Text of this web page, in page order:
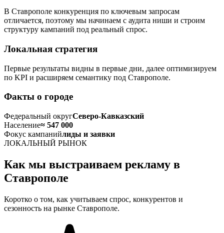
В Ставрополе конкуренция по ключевым запросам
отличается, поэтому мы начинаем с аудита ниши и строим
структуру кампаний под реальный спрос.
Локальная стратегия
Первые результаты видны в первые дни, далее оптимизируем
по KPI и расширяем семантику под Ставрополе.
Факты о городе
Федеральный округСеверо-Кавказский
Население≈ 547 000
Фокус кампанийлиды и заявки
ЛОКАЛЬНЫЙ РЫНОК
Как мы выстраиваем рекламу в
Ставрополе
Коротко о том, как учитываем спрос, конкурентов и
сезонность на рынке Ставрополе.